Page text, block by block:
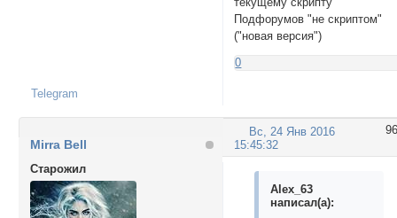
Подфорумов "не скриптом"
("новая версия")
0
Telegram
96
Вс, 24 Янв 2016
15:45:32
Mirra Bell
Cтарожил
Alex_63
написал(а):